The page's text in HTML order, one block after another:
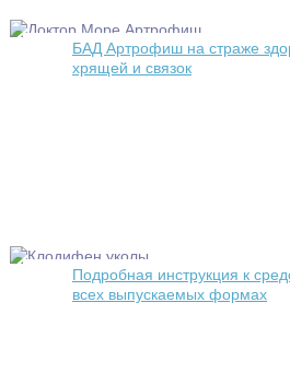
БАД Артрофиш на страже
хрящей и связок
Подробная инструкция к
всех выпускаемых формах